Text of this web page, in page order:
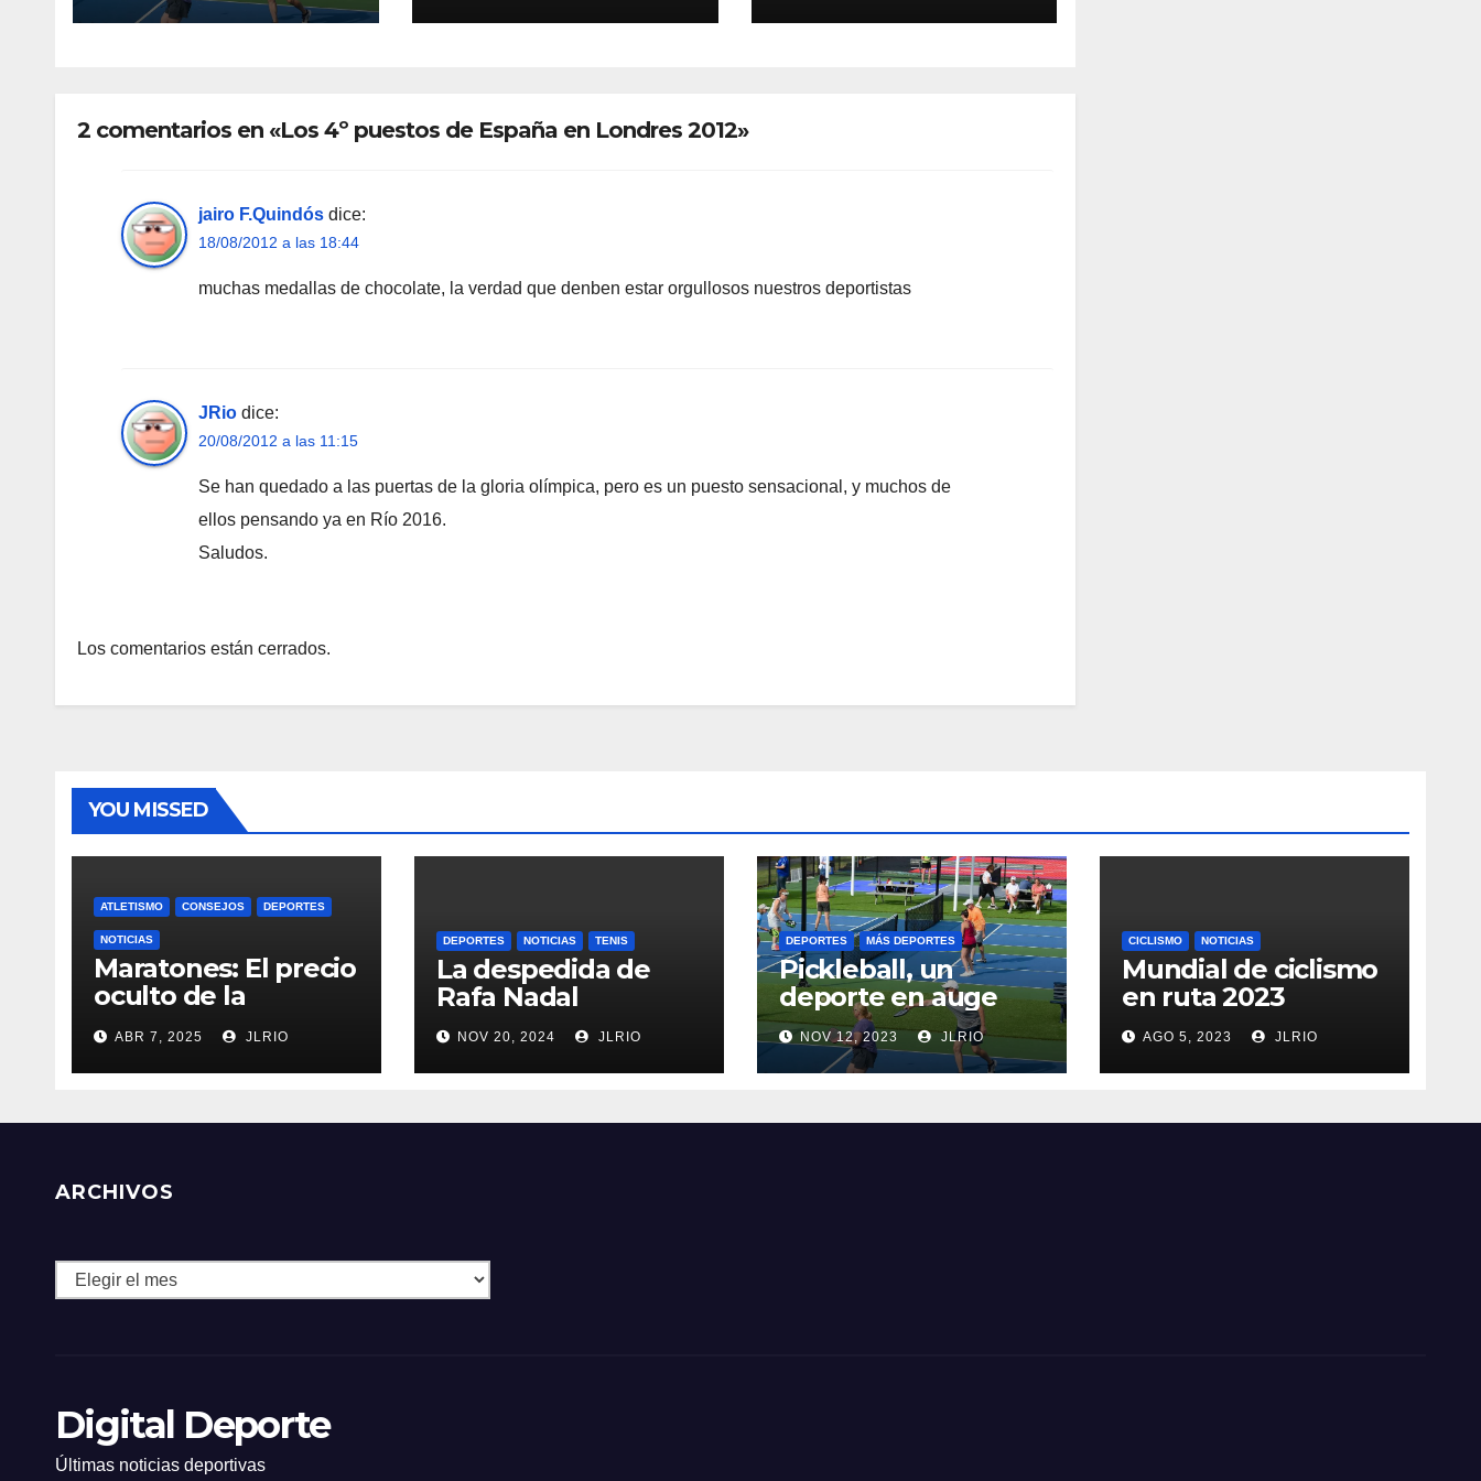
2 comentarios en «Los 4º puestos de España en Londres 2012»
jairo F.Quindós dice:
18/08/2012 a las 18:44
muchas medallas de chocolate, la verdad que denben estar orgullosos nuestros deportistas
JRio dice:
20/08/2012 a las 11:15
Se han quedado a las puertas de la gloria olímpica, pero es un puesto sensacional, y muchos de
ellos pensando ya en Río 2016.
Saludos.
Los comentarios están cerrados.
YOU MISSED
ATLETISMO CONSEJOS DEPORTES
NOTICIAS
Maratones: El precio
oculto de la
resistencia
ABR 7, 2025 JLRIO
DEPORTES NOTICIAS TENIS
La despedida de
Rafa Nadal
NOV 20, 2024 JLRIO
DEPORTES MÁS DEPORTES
Pickleball, un
deporte en auge
NOV 12, 2023 JLRIO
CICLISMO NOTICIAS
Mundial de ciclismo
en ruta 2023
AGO 5, 2023 JLRIO
ARCHIVOS
Archivos
Digital Deporte
Últimas noticias deportivas